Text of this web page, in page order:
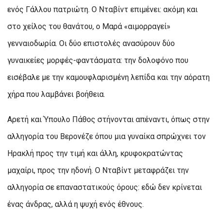
ενός Γάλλου πατριώτη. Ο Νταβίντ επιμένει: ακόμη και
στο χείλος του θανάτου, ο Μαρά «αιμορραγεί»
γενναιοδωρία. Οι δύο επιστολές ανασύρουν δύο
γυναικείες μορφές-φαντάσματα: την δολοφόνο που
εισέβαλε με την καμουφλαρισμένη λεπίδα και την αόρατη
χήρα που λαμβάνει βοήθεια.
Αρετή και Ύπουλο Πάθος στήνονται απέναντι, όπως στην
αλληγορία του Βερονέζε όπου μια γυναίκα σπρώχνει τον
Ηρακλή προς την τιμή και άλλη, κρυφοκρατώντας
μαχαίρι, προς την ηδονή. Ο Νταβίντ μεταφράζει την
αλληγορία σε επαναστατικούς όρους: εδώ δεν κρίνεται
ένας άνδρας, αλλά η ψυχή ενός έθνους.